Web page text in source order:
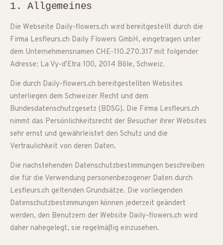
1. Allgemeines
Die Webseite Daily-flowers.ch wird bereitgestellt durch die
Firma Lesfleurs.ch Daily Flowers GmbH, eingetragen unter
dem Unternehmensnamen CHE-110.270.317 mit folgender
Adresse: La Vy-d'Etra 100, 2014 Bôle, Schweiz.
Die durch Daily-flowers.ch bereitgestellten Websites
unterliegen dem Schweizer Recht und dem
Bundesdatenschutzgesetz (BDSG). Die Firma Lesfleurs.ch
nimmt das Persönlichkeitsrecht der Besucher ihrer Websites
sehr ernst und gewährleistet den Schutz und die
Vertraulichkeit von deren Daten.
Die nachstehenden Datenschutzbestimmungen beschreiben
die für die Verwendung personenbezogener Daten durch
Lesfleurs.ch geltenden Grundsätze. Die vorliegenden
Datenschutzbestimmungen können jederzeit geändert
werden, den Benutzern der Website Daily-flowers.ch wird
daher nahegelegt, sie regelmäßig einzusehen.